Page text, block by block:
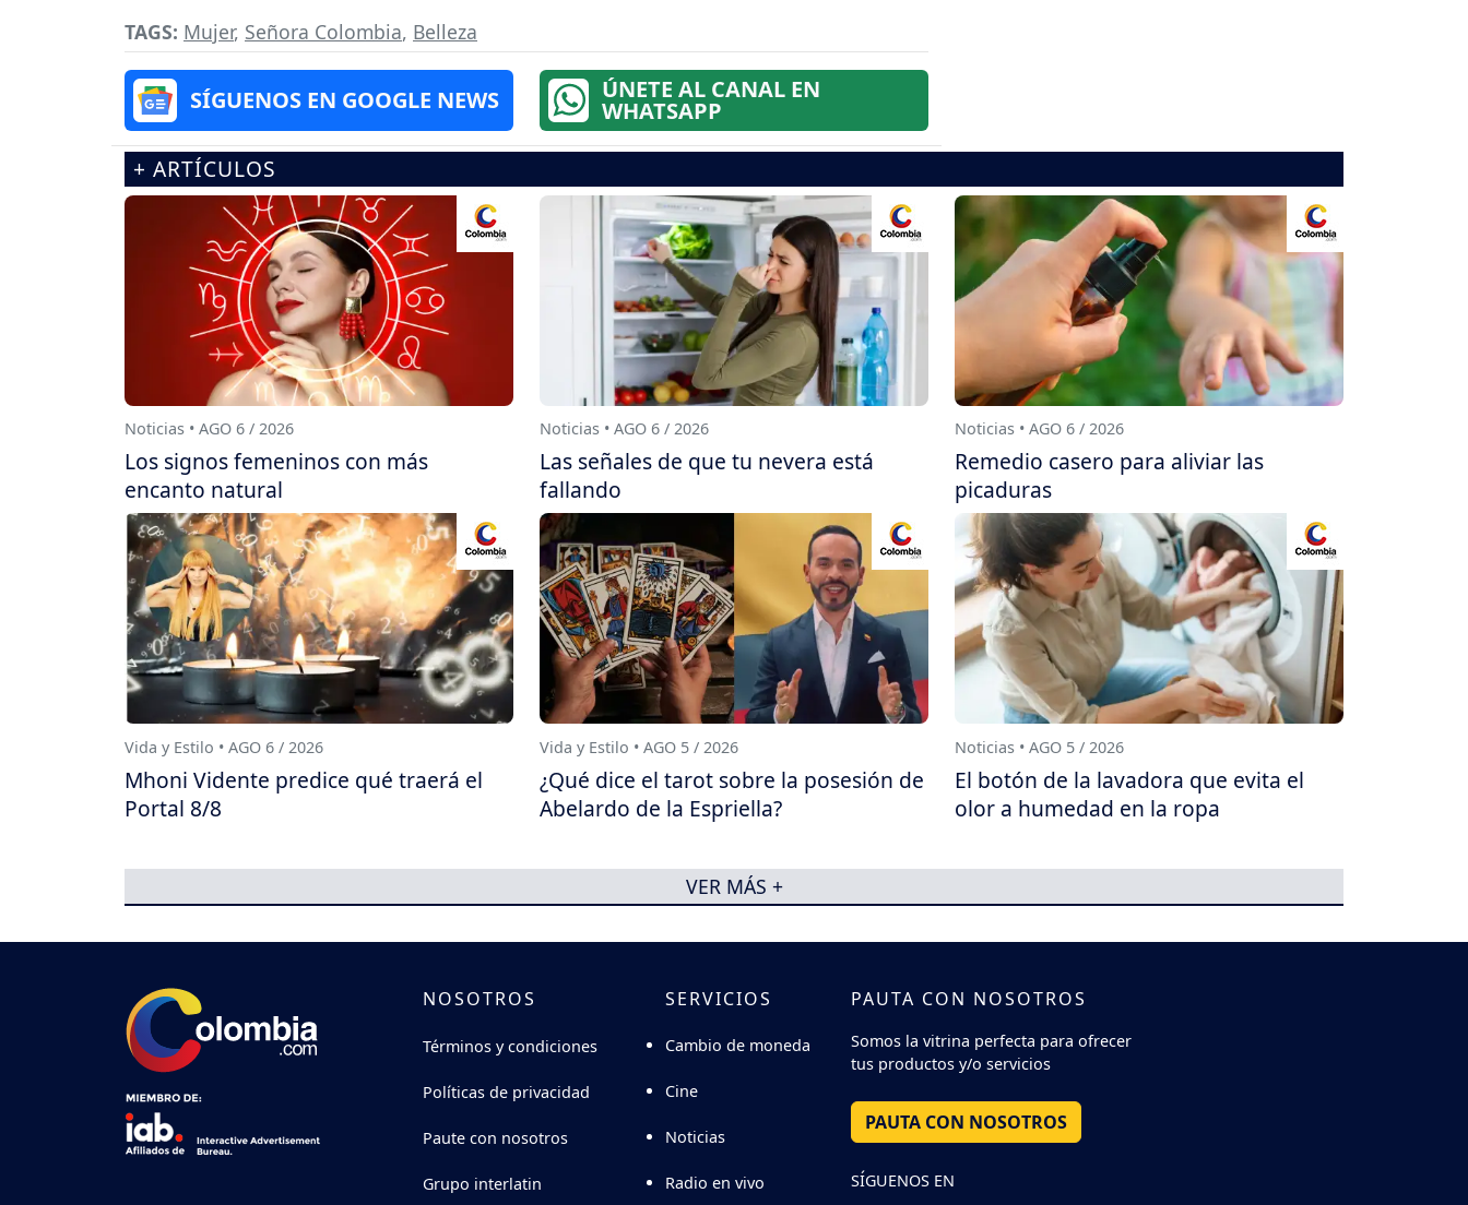
TAGS: Mujer, Señora Colombia, Belleza
SÍGUENOS EN GOOGLE NEWS ÚNETE AL CANAL EN
WHATSAPP
+ ARTÍCULOS
Noticias • AGO 6 / 2026
Los signos femeninos con más
encanto natural
Noticias • AGO 6 / 2026
Las señales de que tu nevera está
fallando
Noticias • AGO 6 / 2026
Remedio casero para aliviar las
picaduras
Vida y Estilo • AGO 6 / 2026
Mhoni Vidente predice qué traerá el
Portal 8/8
Vida y Estilo • AGO 5 / 2026
¿Qué dice el tarot sobre la posesión de
Abelardo de la Espriella?
Noticias • AGO 5 / 2026
El botón de la lavadora que evita el
olor a humedad en la ropa
VER MÁS +
NOSOTROS
Términos y condiciones
Políticas de privacidad
Paute con nosotros
Grupo interlatin
SERVICIOS
Cambio de moneda
Cine
Noticias
Radio en vivo
PAUTA CON NOSOTROS
Somos la vitrina perfecta para ofrecer
tus productos y/o servicios
PAUTA CON NOSOTROS
SÍGUENOS EN